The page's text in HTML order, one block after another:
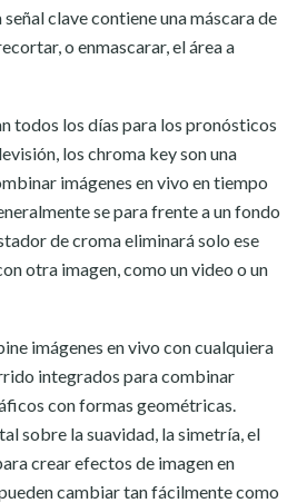
clave contiene una máscara de
o enmascarar, el área a
todos los días para los pronósticos
los chroma key son una
imágenes en vivo en tiempo
se para frente a un fondo
de croma eliminará solo ese
otra imagen, como un video o un
imágenes en vivo con cualquiera
integrados para combinar
con formas geométricas.
sobre la suavidad, la simetría, el
crear efectos de imagen en
cambiar tan fácilmente como